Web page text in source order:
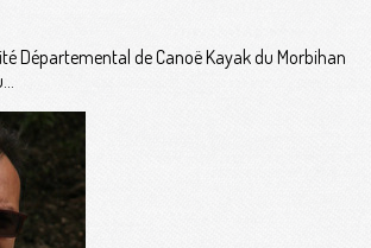
Départemental de Canoë Kayak du Morbihan